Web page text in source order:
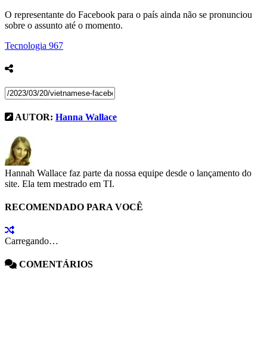
O representante do Facebook para o país ainda não se pronunciou
sobre o assunto até o momento.
Tecnologia 967
AUTOR: Hanna Wallace
Hannah Wallace faz parte da nossa equipe desde o lançamento do
site. Ela tem mestrado em TI.
RECOMENDADO PARA VOCÊ
Carregando…
COMENTÁRIOS